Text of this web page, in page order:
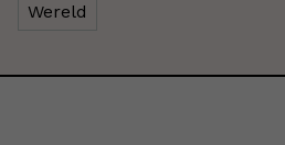
Wereld